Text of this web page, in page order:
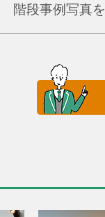
階段事例写真